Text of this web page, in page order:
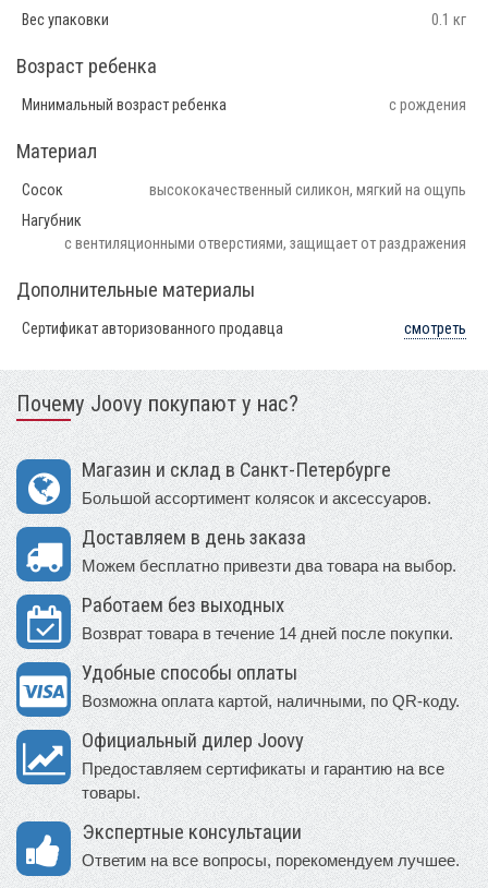
Вес упаковки 0.1 кг
Возраст ребенка
Минимальный возраст ребенка с рождения
Материал
Сосок
высококачественный силикон, мягкий на ощупь
Нагубник
с вентиляционными отверстиями, защищает от раздражения
Дополнительные материалы
Сертификат авторизованного продавца смотреть
Почему Joovy покупают у нас?
Магазин и склад в Санкт-Петербурге
Большой ассортимент колясок и аксессуаров.
Доставляем в день заказа
Можем бесплатно привезти два товара на выбор.
Работаем без выходных
Возврат товара в течение 14 дней после покупки.
Удобные способы оплаты
Возможна оплата картой, наличными, по QR-коду.
Официальный дилер Joovy
Предоставляем сертификаты и гарантию на все
товары.
Экспертные консультации
Ответим на все вопросы, порекомендуем лучшее.